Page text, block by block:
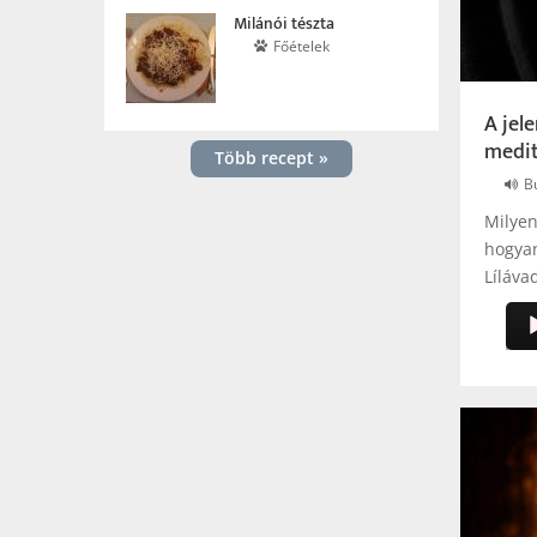
A
Milánói tészta
Főételek
Több recept »